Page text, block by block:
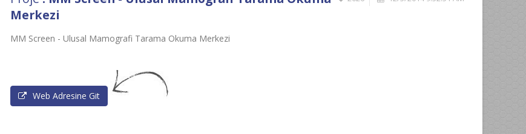
Merkezi
MM Screen - Ulusal Mamografi Tarama Okuma Merkezi
Web Adresine Git